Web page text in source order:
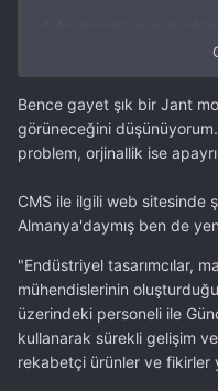
görünüyordu. ama cms
detay bilmiyorum.
aracıma gene jant alsam
takılıyken nasıl
bulamadım malesef.
Bence gayet şık bir Jant
görüneceğini
problem, orjinallik ise
CMS ile ilgili web sitesinde
Almanya'daymış ben de
"Endüstriyel tasarımcılar,
mühendislerinin
üzerindeki personeli ile
kullanarak sürekli gelişim
rekabetçi ürünler ve fikirler